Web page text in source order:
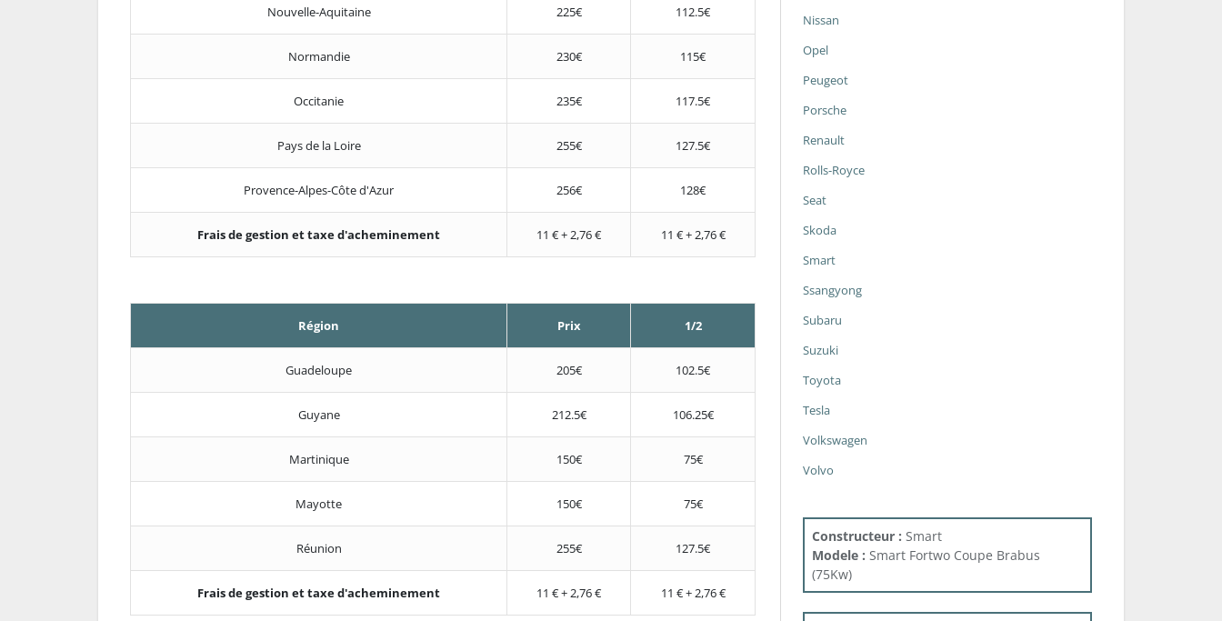
Nouvelle-Aquitaine 225€ 112.5€
Normandie 230€ 115€
Occitanie 235€ 117.5€
Pays de la Loire 255€ 127.5€
Provence-Alpes-Côte d'Azur 256€ 128€
Frais de gestion et taxe d'acheminement 11 € + 2,76 € 11 € + 2,76 €
Région Prix 1/2
Guadeloupe 205€ 102.5€
Guyane 212.5€ 106.25€
Martinique 150€ 75€
Mayotte 150€ 75€
Réunion 255€ 127.5€
Frais de gestion et taxe d'acheminement 11 € + 2,76 € 11 € + 2,76 €
Nissan
Opel
Peugeot
Porsche
Renault
Rolls-Royce
Seat
Skoda
Smart
Ssangyong
Subaru
Suzuki
Toyota
Tesla
Volkswagen
Volvo
Constructeur : Smart
Modele : Smart Fortwo Coupe Brabus
(75Kw)